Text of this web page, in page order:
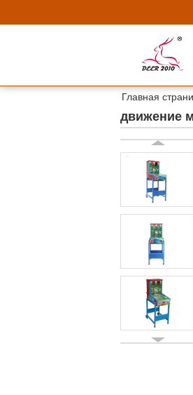
Главная
движение